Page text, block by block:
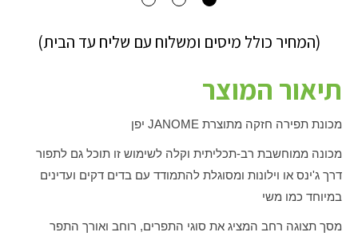
(המחיר כולל מיסים ומשלוח עם שליח עד הבית)
תיאור המוצר
מכונת תפירה חזקה מתוצרת JANOME יפן
מכונה ממוחשבת רב-תכליתית וקלה לשימוש זו תוכל גם לתפור
דרך ג'ינס או וילונות ומסוגלת להתמודד עם בדים דקים ועדינים
במיוחד כמו משי
מסך תצוגה רחב המציג את סוגי התפרים, רוחב ואורך התפר